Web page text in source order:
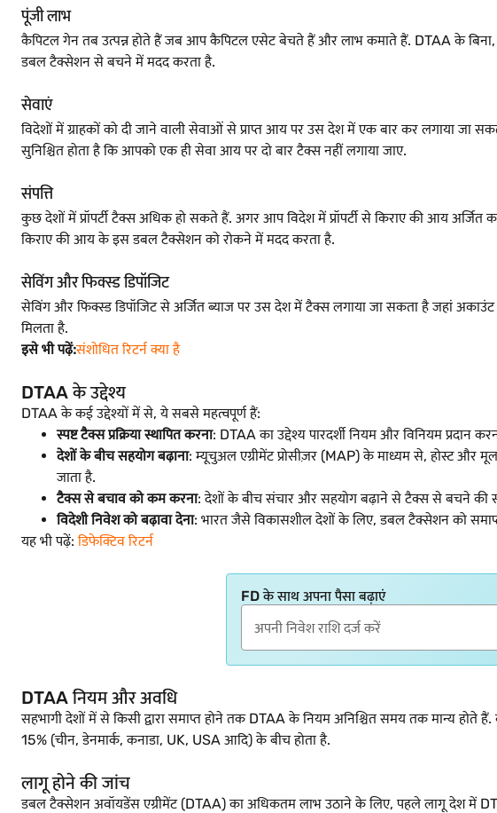
पूंजी लाभ
कैपिटल गेन तब उत्पन्न होते हैं जब आप कैपिटल एसेट बेचते हैं और लाभ कमाते हैं. DTAA के
डबल टैक्सेशन से बचने में मदद करता है.
सेवाएं
विदेशों में ग्राहकों को दी जाने वाली सेवाओं से प्राप्त आय पर उस देश में एक बार कर लगाया
सुनिश्चित होता है कि आपको एक ही सेवा आय पर दो बार टैक्स नहीं लगाया जाए.
संपत्ति
कुछ देशों में प्रॉपर्टी टैक्स अधिक हो सकते हैं. अगर आप विदेश में प्रॉपर्टी से किराए की आय
किराए की आय के इस डबल टैक्सेशन को रोकने में मदद करता है.
सेविंग और फिक्स्ड डिपॉजिट
सेविंग और फिक्स्ड डिपॉजिट से अर्जित ब्याज पर उस देश में टैक्स लगाया जा सकता है जहां
मिलता है.
इसे भी पढ़ें:संशोधित रिटर्न क्या है
DTAA के उद्देश्य
DTAA के कई उद्देश्यों में से, ये सबसे महत्वपूर्ण हैं:
स्पष्ट टैक्स प्रक्रिया स्थापित करना: DTAA का उद्देश्य पारदर्शी नियम और विनियम प्रदान
देशों के बीच सहयोग बढ़ाना: म्यूचुअल एग्रीमेंट प्रोसीज़र (MAP) के माध्यम से, होस्ट
जाता है.
टैक्स से बचाव को कम करना: देशों के बीच संचार और सहयोग बढ़ाने से टैक्स से बचने की
विदेशी निवेश को बढ़ावा देना: भारत जैसे विकासशील देशों के लिए, डबल टैक्सेशन को
यह भी पढ़ें:डिफेक्टिव रिटर्न
FD के साथ अपना पैसा बढ़ाएं
DTAA नियम और अवधि
सहभागी देशों में से किसी द्वारा समाप्त होने तक DTAA के नियम अनिश्चित समय तक मान्य होते हैं.
15% (चीन, डेनमार्क, कनाडा, UK, USA आदि) के बीच होता है.
लागू होने की जांच
डबल टैक्सेशन अवॉयडेंस एग्रीमेंट (DTAA) का अधिकतम लाभ उठाने के लिए, पहले लागू देश में